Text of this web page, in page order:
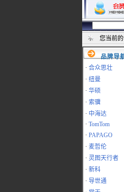
您当前的
品牌导
· 合众思壮
· 纽曼
· 华硕
· 索骥
· 中海达
· TomTom
· PAPAGO
· 麦哲伦
· 灵图天行者
· 新科
· 导世通